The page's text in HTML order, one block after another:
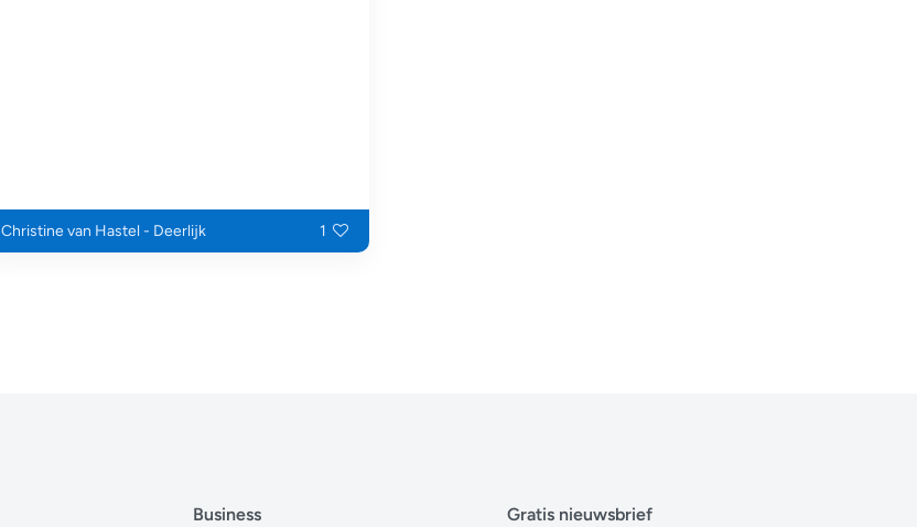
Christine van Hastel - Deerlijk 1
Business
Gratis nieuwsbrief